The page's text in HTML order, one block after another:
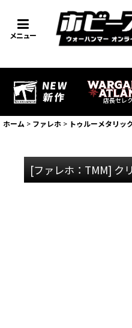
メニュー
店長セレ
ホーム > ファレホ > トゥルーメタリッ
[ファレホ：TMM] ク